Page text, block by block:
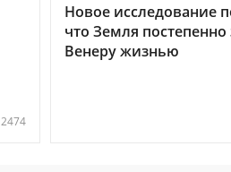
2474
Новое исследование
что Земля постепенно
Венеру жизнью